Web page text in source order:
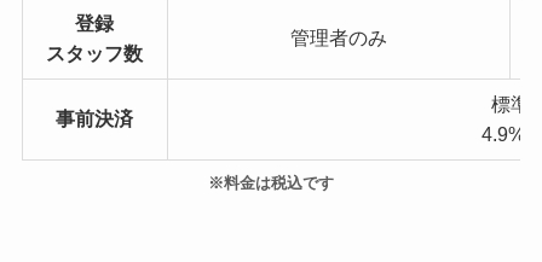
登録
スタッフ数
管理者のみ
事前決済
標準
※料金は税込です